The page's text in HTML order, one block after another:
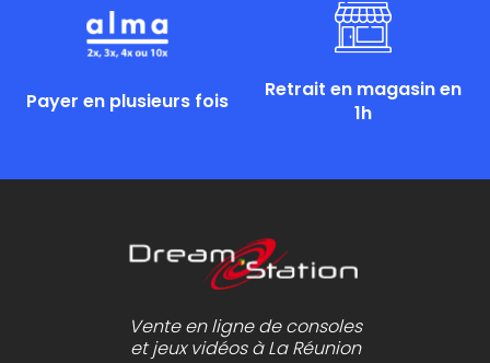
Payer en plusieurs fois
Retrait en magasin en
1h
Vente en ligne de consoles
et jeux vidéos à La Réunion